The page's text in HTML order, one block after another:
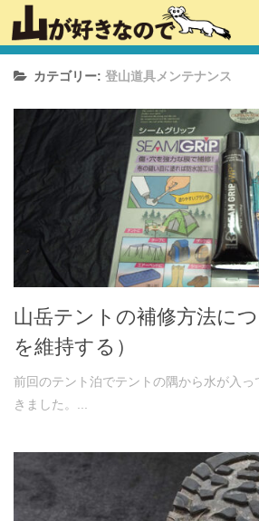
カテゴリー: 登山道具メンテナンス
山岳テントの補修方法に
を維持する）
前回のテント泊でテントの隅から水が入
きました。...